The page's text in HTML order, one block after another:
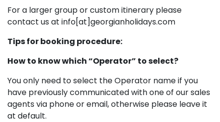
For a larger group or custom itinerary please
contact us at info[at]georgianholidays.com
Tips for booking procedure:
How to know which “Operator” to select?
You only need to select the Operator name if you
have previously communicated with one of our sales
agents via phone or email, otherwise please leave it
at default.